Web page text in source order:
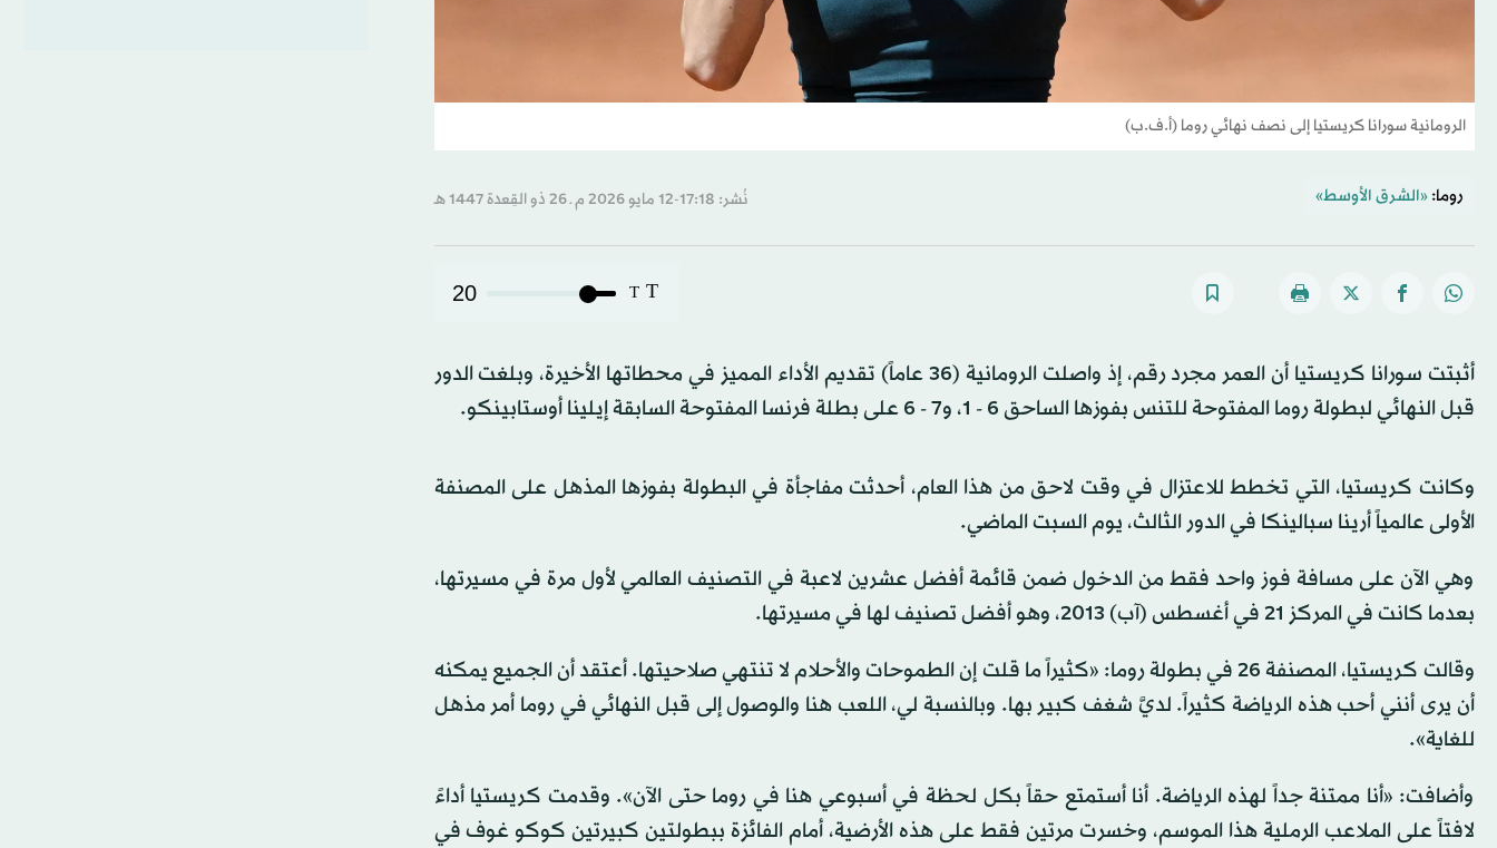
الرومانية سورانا كريستيا إلى نصف نهائي روما (أ.ف.ب)
روما: «الشرق الأوسط» نُشر: 17:18-12 مايو 2026 م ـ 26 ذو القِعدة 1447 هـ
T
T
20
أثبتت سورانا كريستيا أن العمر مجرد رقم، إذ واصلت الرومانية (36 عاماً) تقديم الأداء المميز في محطاتها الأخيرة، وبلغت الدور
قبل النهائي لبطولة روما المفتوحة للتنس بفوزها الساحق 6 - 1، و7 - 6 على بطلة فرنسا المفتوحة السابقة إيلينا أوستابينكو.
وكانت كريستيا، التي تخطط للاعتزال في وقت لاحق من هذا العام، أحدثت مفاجأة في البطولة بفوزها المذهل على المصنفة
الأولى عالمياً أرينا سبالينكا في الدور الثالث، يوم السبت الماضي.
وهي الآن على مسافة فوز واحد فقط من الدخول ضمن قائمة أفضل عشرين لاعبة في التصنيف العالمي لأول مرة في مسيرتها،
بعدما كانت في المركز 21 في أغسطس (آب) 2013، وهو أفضل تصنيف لها في مسيرتها.
وقالت كريستيا، المصنفة 26 في بطولة روما: «كثيراً ما قلت إن الطموحات والأحلام لا تنتهي صلاحيتها. أعتقد أن الجميع يمكنه
أن يرى أنني أحب هذه الرياضة كثيراً. لديَّ شغف كبير بها. وبالنسبة لي، اللعب هنا والوصول إلى قبل النهائي في روما أمر مذهل
للغاية».
وأضافت: «أنا ممتنة جداً لهذه الرياضة. أنا أستمتع حقاً بكل لحظة في أسبوعي هنا في روما حتى الآن». وقدمت كريستيا أداءً
لافتاً على الملاعب الرملية هذا الموسم، وخسرت مرتين فقط على هذه الأرضية، أمام الفائزة ببطولتين كبيرتين كوكو غوف في